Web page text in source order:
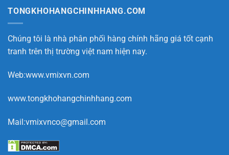
TONGKHOHANGCHINHHANG.COM
Chúng tôi là nhà phân phối hàng chính hãng giá tốt cạnh
tranh trên thị trường việt nam hiện nay.
Web:www.vmixvn.com
www.tongkhohangchinhhang.com
Mail:vmixvnco@gmail.com